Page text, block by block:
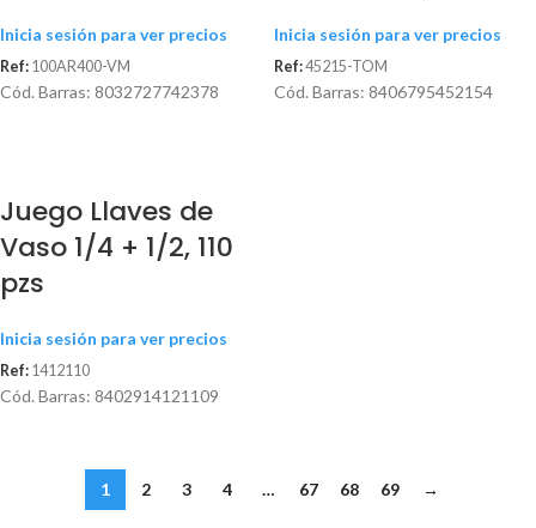
Inicia sesión para ver precios
Ref: 100AR400-VM
Cód. Barras: 8032727742378
Inicia sesión para ver precios
Ref:45215-TOM
Cód. Barras: 8406795452154
Juego Llaves de
Vaso 1/4 + 1/2, 110
pzs
Inicia sesión para ver precios
Ref: 1412110
Cód. Barras: 8402914121109
1 2 3 4 … 67 68 69 →